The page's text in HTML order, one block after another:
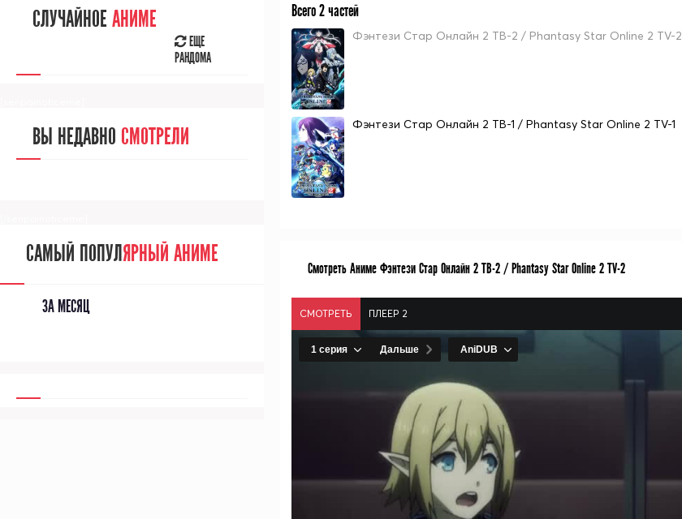
Всего 2 частей
Фэнтези Стар Онлайн 2 ТВ-2 / Phantasy Star Online 2 TV-2
Фэнтези Стар Онлайн 2 ТВ-1 / Phantasy Star Online 2 TV-1
Смотреть Аниме Фэнтези Стар Онлайн 2 ТВ-2 / Phantasy Star Online 2 TV-2
СМОТРЕТЬ ПЛЕЕР 2
СЛУЧАЙНОЕ АНИМЕ
ЕЩЕ
РАНДОМА
ВЫ НЕДАВНО СМОТРЕЛИ
САМЫЙ ПОПУЛЯРНЫЙ АНИМЕ
ЗА МЕСЯЦ